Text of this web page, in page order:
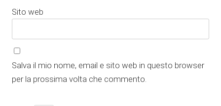
Sito web
Salva il mio nome, email e sito web in questo browser
per la prossima volta che commento.